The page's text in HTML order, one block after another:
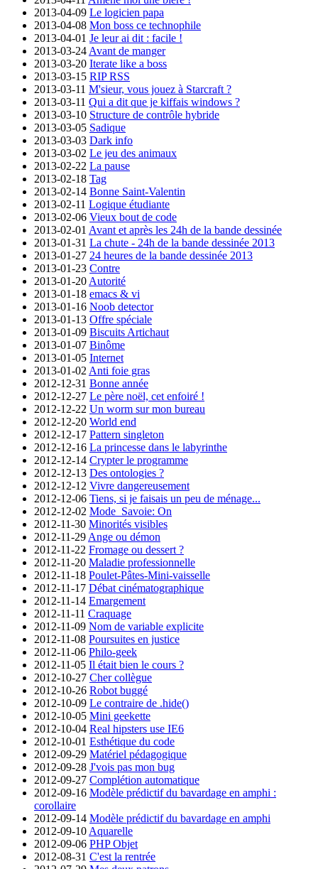
2013-04-09 Le logicien papa
2013-04-08 Mon boss ce technophile
2013-04-01 Je leur ai dit : facile !
2013-03-24 Avant de manger
2013-03-20 Iterate like a boss
2013-03-15 RIP RSS
2013-03-11 M'sieur, vous jouez à Starcraft ?
2013-03-11 Qui a dit que je kiffais windows ?
2013-03-10 Structure de contrôle hybride
2013-03-05 Sadique
2013-03-03 Dark info
2013-03-02 Le jeu des animaux
2013-02-22 La pause
2013-02-18 Tag
2013-02-14 Bonne Saint-Valentin
2013-02-11 Logique étudiante
2013-02-06 Vieux bout de code
2013-02-01 Avant et après les 24h de la bande dessinée
2013-01-31 La chute - 24h de la bande dessinée 2013
2013-01-27 24 heures de la bande dessinée 2013
2013-01-23 Contre
2013-01-20 Autorité
2013-01-18 emacs & vi
2013-01-16 Noob detector
2013-01-13 Offre spéciale
2013-01-09 Biscuits Artichaut
2013-01-07 Binôme
2013-01-05 Internet
2013-01-02 Anti foie gras
2012-12-31 Bonne année
2012-12-27 Le père noël, cet enfoiré !
2012-12-22 Un worm sur mon bureau
2012-12-20 World end
2012-12-17 Pattern singleton
2012-12-16 La princesse dans le labyrinthe
2012-12-14 Crypter le programme
2012-12-13 Des ontologies ?
2012-12-12 Vivre dangereusement
2012-12-06 Tiens, si je faisais un peu de ménage...
2012-12-02 Mode_Savoie: On
2012-11-30 Minorités visibles
2012-11-29 Ange ou démon
2012-11-22 Fromage ou dessert ?
2012-11-20 Maladie professionnelle
2012-11-18 Poulet-Pâtes-Mini-vaisselle
2012-11-17 Débat cinématographique
2012-11-14 Emargement
2012-11-11 Craquage
2012-11-09 Nom de variable explicite
2012-11-08 Poursuites en justice
2012-11-06 Philo-geek
2012-11-05 Il était bien le cours ?
2012-10-27 Cher collègue
2012-10-26 Robot buggé
2012-10-09 Le contraire de .hide()
2012-10-05 Mini geekette
2012-10-04 Real hipsters use IE6
2012-10-01 Esthétique du code
2012-09-29 Matériel pédagogique
2012-09-28 J'vois pas mon bug
2012-09-27 Complétion automatique
2012-09-16 Modèle prédictif du bavardage en amphi :
corollaire
2012-09-14 Modèle prédictif du bavardage en amphi
2012-09-10 Aquarelle
2012-09-06 PHP Objet
2012-08-31 C'est la rentrée